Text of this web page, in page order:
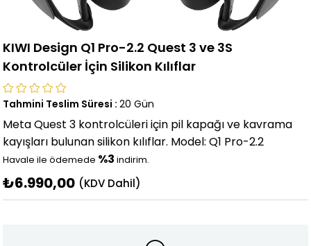
KIWI Design ‎Q1 Pro-2.2 Quest 3 ve 3S
Kontrolcüler İçin Silikon Kılıflar
Tahmini Teslim Süresi : 20 Gün
Meta Quest 3 kontrolcüleri için pil kapağı ve kavrama
kayışları bulunan silikon kılıflar. Model: Q1 Pro-2.2
Havale ile ödemede %3 indirim.
₺6.990,00 (KDV Dahil)